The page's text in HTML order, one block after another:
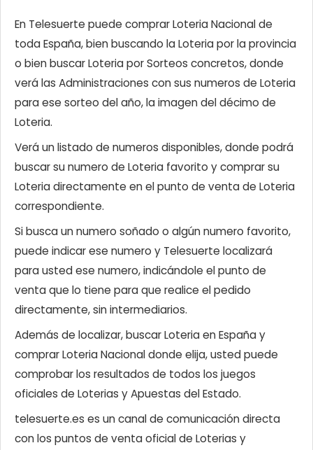
En Telesuerte puede comprar Loteria Nacional de
toda España, bien buscando la Loteria por la provincia
o bien buscar Loteria por Sorteos concretos, donde
verá las Administraciones con sus numeros de Loteria
para ese sorteo del año, la imagen del décimo de
Loteria.
Verá un listado de numeros disponibles, donde podrá
buscar su numero de Loteria favorito y comprar su
Loteria directamente en el punto de venta de Loteria
correspondiente.
Si busca un numero soñado o algún numero favorito,
puede indicar ese numero y Telesuerte localizará
para usted ese numero, indicándole el punto de
venta que lo tiene para que realice el pedido
directamente, sin intermediarios.
Además de localizar, buscar Loteria en España y
comprar Loteria Nacional donde elija, usted puede
comprobar los resultados de todos los juegos
oficiales de Loterias y Apuestas del Estado.
telesuerte.es es un canal de comunicación directa
con los puntos de venta oficial de Loterias y